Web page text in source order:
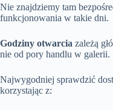
Nie znajdziemy tam
funkcjonowania w takie dni.
Godziny otwarcia zależą
nie od pory handlu w galerii.
Najwygodniej sprawdzić
korzystając z: